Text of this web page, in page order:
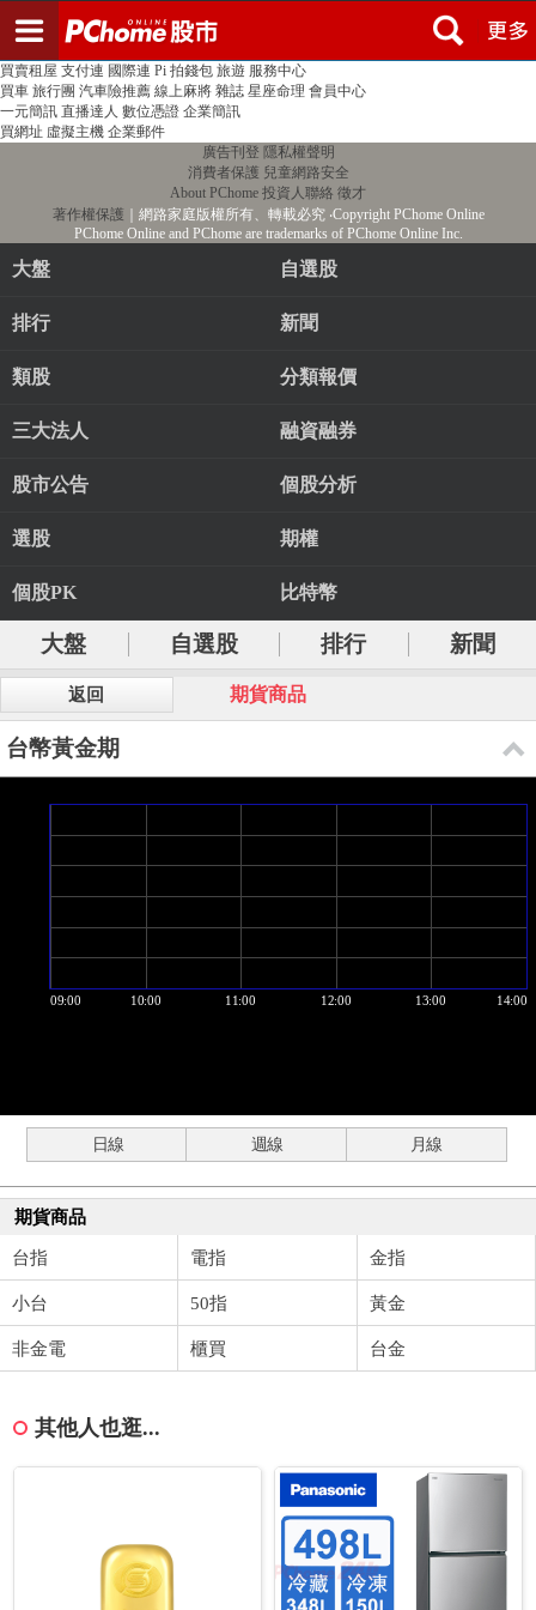
PChome首頁 線上購物 24h購物 書店
買賣租屋 支付連 國際連 Pi 拍錢包 旅遊 服務中心
買車 旅行團 汽車險推薦 線上麻將 雜誌 星座命理 會員中心
一元簡訊 直播達人 數位憑證 企業簡訊
買網址 虛擬主機 企業郵件
廣告刊登 隱私權聲明
消費者保護 兒童網路安全
About PChome 投資人聯絡 徵才
著作權保護 ｜網路家庭版權所有、轉載必究‧Copyright PChome Online
PChome Online and PChome are trademarks of PChome Online Inc.
大盤 自選股
排行 新聞
類股 分類報價
三大法人 融資融券
股市公告 個股分析
選股 期權
個股PK 比特幣
大盤 自選股 排行 新聞
返回 期貨商品
台幣黃金期
日線 週線 月線
期貨商品
台指 電指 金指
小台 50指 黃金
非金電 櫃買 台金
其他人也逛...